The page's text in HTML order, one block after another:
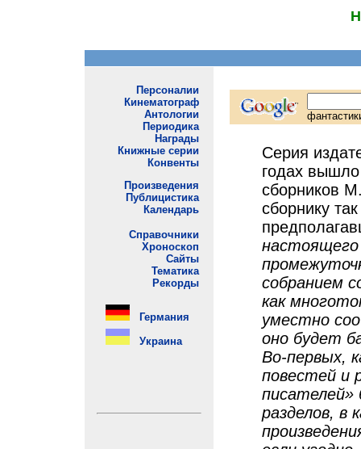
Серия
годах вышло
сборников
сборнику
настоящего
собранием
как
уместно
оно будет
Во-первых,
повестей и
разделов, в